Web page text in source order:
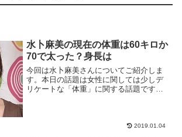
水卜麻美の現在の体重は60キロか
70で太った？身長は
今回は水卜麻美さんについてご紹介しま
す。本日の話題は女性に関しては少しデ
リケートな「体重」に関する話題です
ルですね。そこを含めてとて... 2019.01.04